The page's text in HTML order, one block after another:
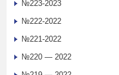
№223-2023
№222-2022
№221-2022
№220 — 2022